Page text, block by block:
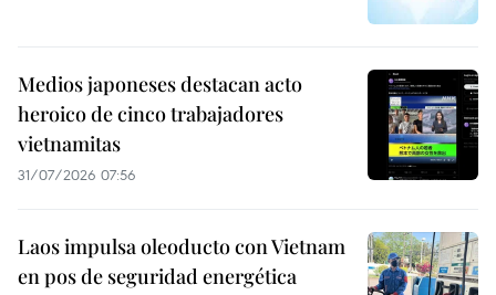
Medios japoneses destacan acto
heroico de cinco trabajadores
vietnamitas
31/07/2026 07:56
Laos impulsa oleoducto con Vietnam
en pos de seguridad energética